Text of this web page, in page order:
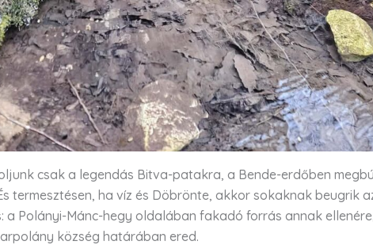
csak a legendás Bitva-patakra, a Bende-erdőben
termesztésen, ha víz és Döbrönte, akkor sokaknak beugrik
a Polányi-Mánc-hegy oldalában fakadó forrás annak
község határában ered.